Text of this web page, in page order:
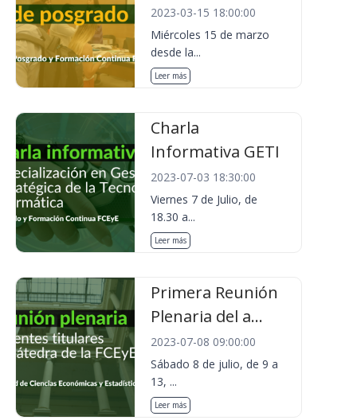
2023-03-15 18:00:00
Miércoles 15 de marzo
desde la...
Leer más
Charla
Informativa GETI
2023-07-03 18:30:00
Viernes 7 de Julio, de
18.30 a...
Leer más
Primera Reunión
Plenaria del a...
2023-07-08 09:00:00
Sábado 8 de julio, de 9 a
13, ...
Leer más